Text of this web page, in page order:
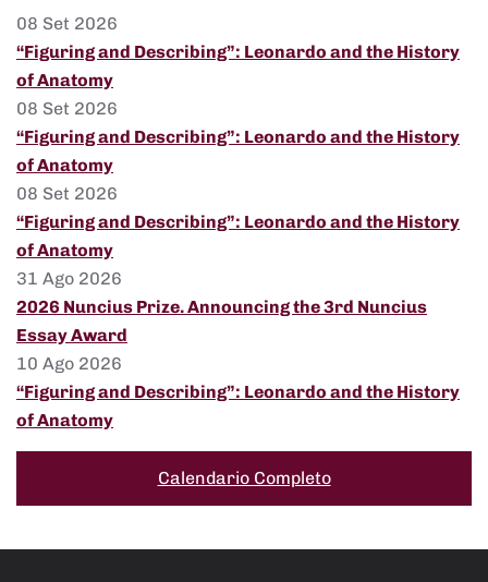
08 Set 2026
“Figuring and Describing”: Leonardo and the History
of Anatomy
08 Set 2026
“Figuring and Describing”: Leonardo and the History
of Anatomy
08 Set 2026
“Figuring and Describing”: Leonardo and the History
of Anatomy
31 Ago 2026
2026 Nuncius Prize. Announcing the 3rd Nuncius
Essay Award
10 Ago 2026
“Figuring and Describing”: Leonardo and the History
of Anatomy
Calendario Completo